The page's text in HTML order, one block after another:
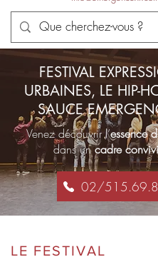
FESTIVAL
URBAINES, LE HIP-
SAUCE
Venez découvrir l’essence
dans uncadre
02/
LE FESTIVAL